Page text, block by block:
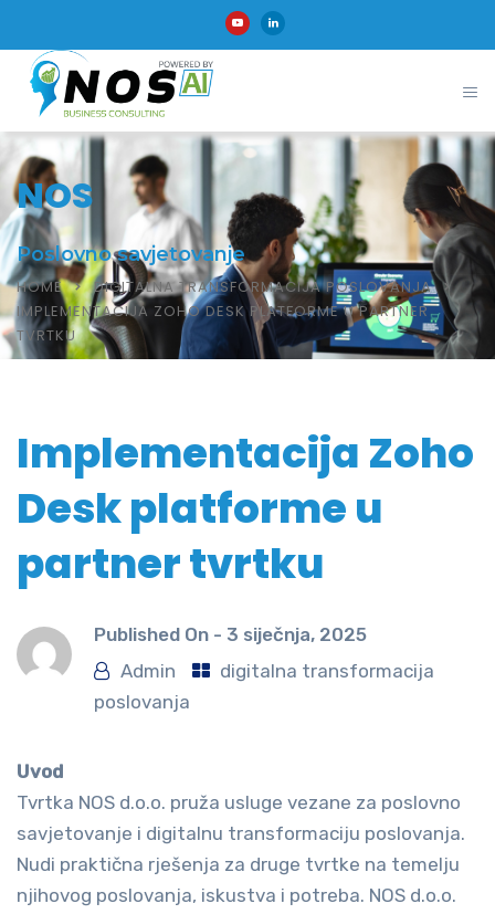
NOS
Poslovno savjetovanje
HOME
DIGITALNA TRANSFORMACIJA POSLOVANJA
IMPLEMENTACIJA ZOHO DESK PLATFORME U PARTNER
TVRTKU
Implementacija Zoho
Desk platforme u
partner tvrtku
Published On - 3 siječnja, 2025
Admin
digitalna transformacija
poslovanja
Uvod
Tvrtka NOS d.o.o. pruža usluge vezane za poslovno
savjetovanje i digitalnu transformaciju poslovanja.
Nudi praktična rješenja za druge tvrtke na temelju
njihovog poslovanja, iskustva i potreba. NOS d.o.o.